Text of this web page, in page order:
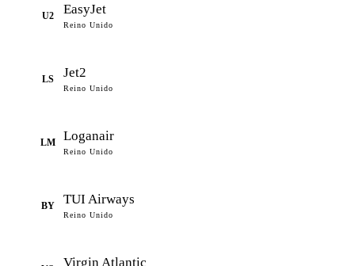
U2 EasyJet
Reino Unido
LS Jet2
Reino Unido
LM Loganair
Reino Unido
BY TUI Airways
Reino Unido
Virgin Atlantic